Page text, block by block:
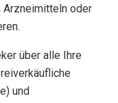
Arzneimitteln oder
über alle Ihre
und